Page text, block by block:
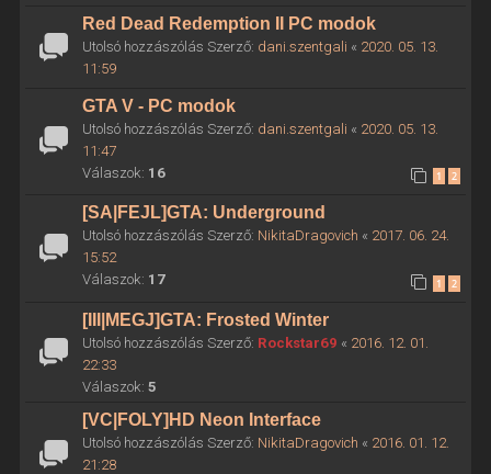
Red Dead Redemption II PC modok
Utolsó hozzászólás Szerző: dani.szentgali « 2020. 05. 13.
11:59
GTA V - PC modok
Utolsó hozzászólás Szerző: dani.szentgali « 2020. 05. 13.
11:47
Válaszok: 16 1 2
[SA|FEJL]GTA: Underground
Utolsó hozzászólás Szerző: NikitaDragovich « 2017. 06. 24.
15:52
Válaszok: 17 1 2
[III|MEGJ]GTA: Frosted Winter
Utolsó hozzászólás Szerző: Rockstar69 « 2016. 12. 01.
22:33
Válaszok: 5
[VC|FOLY]HD Neon Interface
Utolsó hozzászólás Szerző: NikitaDragovich « 2016. 01. 12.
21:28